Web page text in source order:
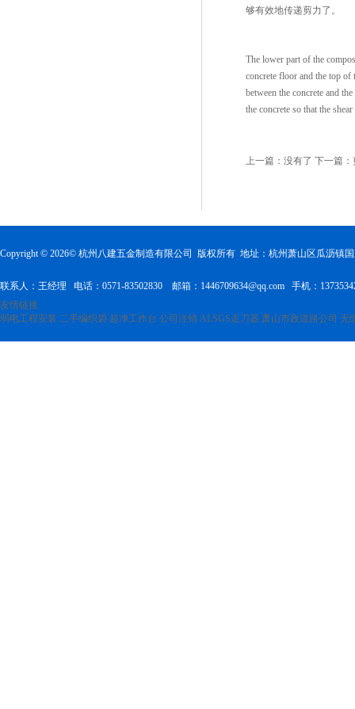
够有效地传递剪力了。
The lower part of the
concrete floor and the top of
between the concrete and
the concrete so that the
上一篇：没有了 下一篇：
Copyright © 2026© 杭州八建五金制造有限公司 版权所有 地址：杭州萧山区瓜沥镇
联系人：王经理 电话：0571-83502830 邮箱：1446709634@qq.com 手机：
友情链接
弱电工程安装 二手编织袋 超净工作台 公司注销 ALSGS走刀器 萧山市政道路公司 无